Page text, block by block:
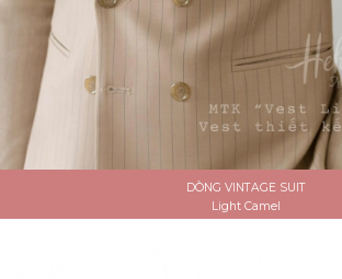
DÒNG VINTAGE SUIT
Light Camel